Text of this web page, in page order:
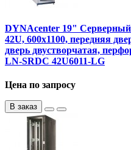
DYNAcenter 19"
42U, 600х1100, передняя
дверь двустворчатая,
LN-SRDC 42U6011-LG
Цена по запросу
В заказ